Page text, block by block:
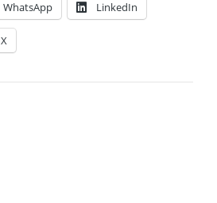
WhatsApp LinkedIn
X